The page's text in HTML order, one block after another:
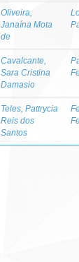
Oliveira,
Janaína Mota
de
Cavalcante,
Sara Cristina
Damasio
Teles, Pattrycia
Reis dos
Santos